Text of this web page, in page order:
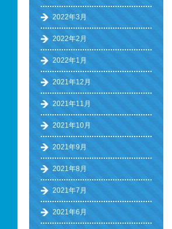
2022年3月
2022年2月
2022年1月
2021年12月
2021年11月
2021年10月
2021年9月
2021年8月
2021年7月
2021年6月